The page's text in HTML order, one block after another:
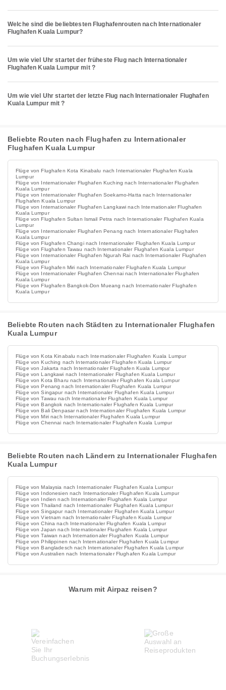
Welche sind die beliebtesten Flughafenrouten nach Internationaler
Flughafen Kuala Lumpur?
Um wie viel Uhr startet der früheste Flug nach Internationaler
Flughafen Kuala Lumpur mit ?
Um wie viel Uhr startet der letzte Flug nach Internationaler Flughafen
Kuala Lumpur mit ?
Beliebte Routen nach Flughafen zu Internationaler
Flughafen Kuala Lumpur
Flüge von Flughafen Kota Kinabalu nach Internationaler Flughafen Kuala
Lumpur
Flüge von Internationaler Flughafen Kuching nach Internationaler Flughafen
Kuala Lumpur
Flüge von Internationaler Flughafen Soekarno-Hatta nach Internationaler
Flughafen Kuala Lumpur
Flüge von Internationaler Flughafen Langkawi nach Internationaler Flughafen
Kuala Lumpur
Flüge von Flughafen Sultan Ismail Petra nach Internationaler Flughafen Kuala
Lumpur
Flüge von Internationaler Flughafen Penang nach Internationaler Flughafen
Kuala Lumpur
Flüge von Flughafen Changi nach Internationaler Flughafen Kuala Lumpur
Flüge von Flughafen Tawau nach Internationaler Flughafen Kuala Lumpur
Flüge von Internationaler Flughafen Ngurah Rai nach Internationaler Flughafen
Kuala Lumpur
Flüge von Flughafen Miri nach Internationaler Flughafen Kuala Lumpur
Flüge von Internationaler Flughafen Chennai nach Internationaler Flughafen
Kuala Lumpur
Flüge von Flughafen Bangkok-Don Mueang nach Internationaler Flughafen
Kuala Lumpur
Beliebte Routen nach Städten zu Internationaler Flughafen
Kuala Lumpur
Flüge von Kota Kinabalu nach Internationaler Flughafen Kuala Lumpur
Flüge von Kuching nach Internationaler Flughafen Kuala Lumpur
Flüge von Jakarta nach Internationaler Flughafen Kuala Lumpur
Flüge von Langkawi nach Internationaler Flughafen Kuala Lumpur
Flüge von Kota Bharu nach Internationaler Flughafen Kuala Lumpur
Flüge von Penang nach Internationaler Flughafen Kuala Lumpur
Flüge von Singapur nach Internationaler Flughafen Kuala Lumpur
Flüge von Tawau nach Internationaler Flughafen Kuala Lumpur
Flüge von Bangkok nach Internationaler Flughafen Kuala Lumpur
Flüge von Bali Denpasar nach Internationaler Flughafen Kuala Lumpur
Flüge von Miri nach Internationaler Flughafen Kuala Lumpur
Flüge von Chennai nach Internationaler Flughafen Kuala Lumpur
Beliebte Routen nach Ländern zu Internationaler Flughafen
Kuala Lumpur
Flüge von Malaysia nach Internationaler Flughafen Kuala Lumpur
Flüge von Indonesien nach Internationaler Flughafen Kuala Lumpur
Flüge von Indien nach Internationaler Flughafen Kuala Lumpur
Flüge von Thailand nach Internationaler Flughafen Kuala Lumpur
Flüge von Singapur nach Internationaler Flughafen Kuala Lumpur
Flüge von Vietnam nach Internationaler Flughafen Kuala Lumpur
Flüge von China nach Internationaler Flughafen Kuala Lumpur
Flüge von Japan nach Internationaler Flughafen Kuala Lumpur
Flüge von Taiwan nach Internationaler Flughafen Kuala Lumpur
Flüge von Philippinen nach Internationaler Flughafen Kuala Lumpur
Flüge von Bangladesch nach Internationaler Flughafen Kuala Lumpur
Flüge von Australien nach Internationaler Flughafen Kuala Lumpur
Warum mit Airpaz reisen?